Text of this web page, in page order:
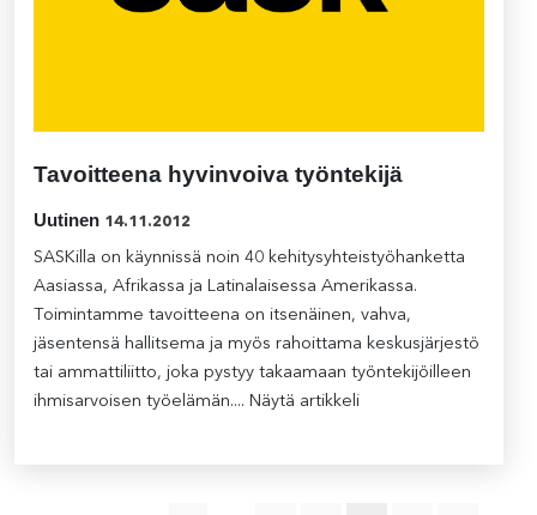
Tavoitteena hyvinvoiva työntekijä
Uutinen 14.11.2012
SASKilla on käynnissä noin 40 kehitysyhteistyöhanketta
Aasiassa, Afrikassa ja Latinalaisessa Amerikassa.
Toimintamme tavoitteena on itsenäinen, vahva,
jäsentensä hallitsema ja myös rahoittama keskusjärjestö
tai ammattiliitto, joka pystyy takaamaan työntekijöilleen
ihmisarvoisen työelämän.... Näytä artikkeli